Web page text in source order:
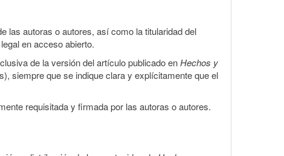
las autoras o autores, así como la titularidad del
en acceso abierto.
de la versión del artículo publicado enHechos y
siempre que se indique clara y explícitamente que el
requisitada y firmada por las autoras o autores.